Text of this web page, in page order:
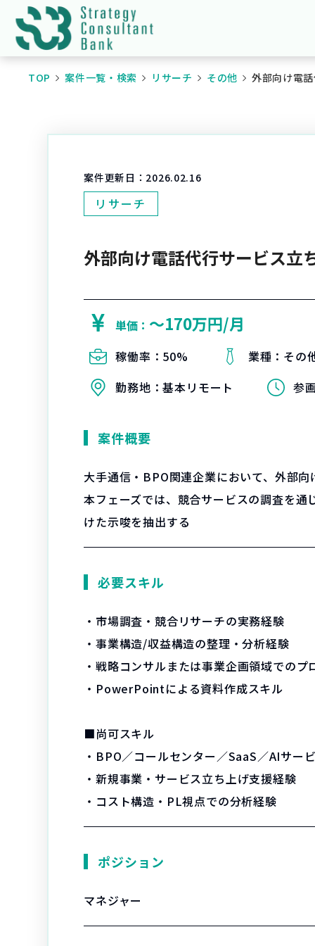
TOP 案件一覧・検索 リサーチ その他 外部向け電
案件更新日： 2026.02.16
リサーチ
外部向け電話代行サービス
単価： 〜170万円/月
稼働率： 50% 業種： その
勤務地：基本リモート 参
案件概要
大手通信・BPO関連企業において、外部
本フェーズでは、競合サービスの調査を
けた示唆を抽出する
必要スキル
・市場調査・競合リサーチの実務経験
・事業構造/収益構造の整理・分析経験
・戦略コンサルまたは事業企画領域でのプ
・PowerPointによる資料作成スキル
■尚可スキル
・BPO／コールセンター／SaaS／AIサー
・新規事業・サービス立ち上げ支援経験
・コスト構造・PL視点での分析経験
ポジション
マネジャー